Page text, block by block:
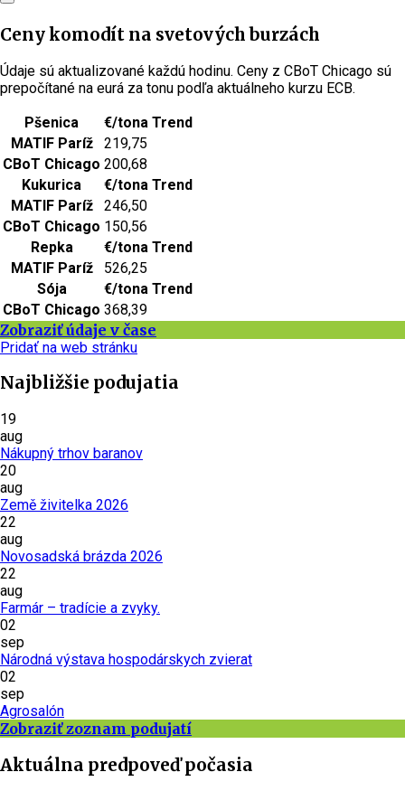
Ceny komodít na svetových burzách
Údaje sú aktualizované každú hodinu. Ceny z CBoT Chicago sú
prepočítané na eurá za tonu podľa aktuálneho kurzu ECB.
Pšenica
€/tona Trend
MATIF Paríž
219,75
CBoT Chicago 200,68
Kukurica
€/tona Trend
MATIF Paríž
246,50
CBoT Chicago 150,56
Repka
€/tona Trend
MATIF Paríž
526,25
Sója
€/tona Trend
CBoT Chicago 368,39
Zobraziť údaje v čase
Pridať na web stránku
Najbližšie podujatia
19
aug
Nákupný trhov baranov
20
aug
Země živitelka 2026
22
aug
Novosadská brázda 2026
22
aug
Farmár – tradície a zvyky.
02
sep
Národná výstava hospodárskych zvierat
02
sep
Agrosalón
Zobraziť zoznam podujatí
Aktuálna predpoveď počasia